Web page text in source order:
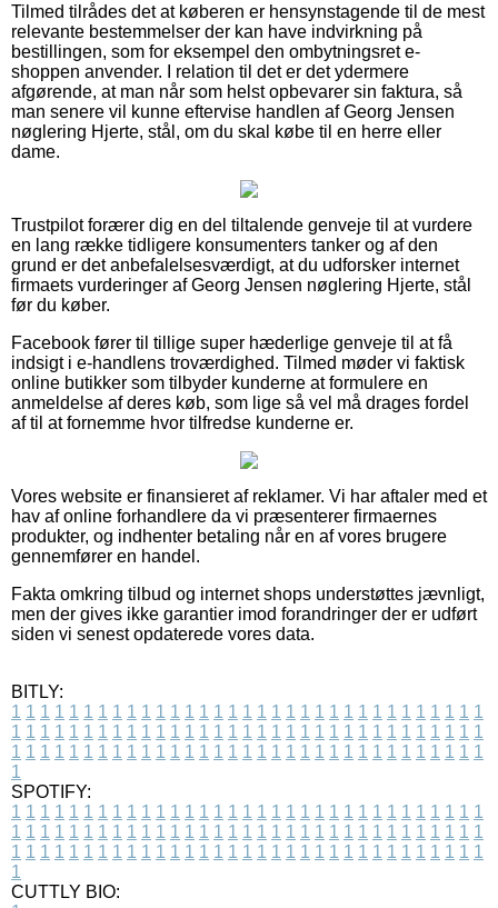
Tilmed tilrådes det at køberen er hensynstagende til de mest
relevante bestemmelser der kan have indvirkning på
bestillingen, som for eksempel den ombytningsret e-
shoppen anvender. I relation til det er det ydermere
afgørende, at man når som helst opbevarer sin faktura, så
man senere vil kunne eftervise handlen af Georg Jensen
nøglering Hjerte, stål, om du skal købe til en herre eller
dame.
Trustpilot forærer dig en del tiltalende genveje til at vurdere
en lang række tidligere konsumenters tanker og af den
grund er det anbefalelsesværdigt, at du udforsker internet
firmaets vurderinger af Georg Jensen nøglering Hjerte, stål
før du køber.
Facebook fører til tillige super hæderlige genveje til at få
indsigt i e-handlens troværdighed. Tilmed møder vi faktisk
online butikker som tilbyder kunderne at formulere en
anmeldelse af deres køb, som lige så vel må drages fordel
af til at fornemme hvor tilfredse kunderne er.
Vores website er finansieret af reklamer. Vi har aftaler med et
hav af online forhandlere da vi præsenterer firmaernes
produkter, og indhenter betaling når en af vores brugere
gennemfører en handel.
Fakta omkring tilbud og internet shops understøttes jævnligt,
men der gives ikke garantier imod forandringer der er udført
siden vi senest opdaterede vores data.
BITLY:
1 1 1 1 1 1 1 1 1 1 1 1 1 1 1 1 1 1 1 1 1 1 1 1 1 1 1 1 1 1 1 1 1
1 1 1 1 1 1 1 1 1 1 1 1 1 1 1 1 1 1 1 1 1 1 1 1 1 1 1 1 1 1 1 1 1
1 1 1 1 1 1 1 1 1 1 1 1 1 1 1 1 1 1 1 1 1 1 1 1 1 1 1 1 1 1 1 1 1
1
SPOTIFY:
1 1 1 1 1 1 1 1 1 1 1 1 1 1 1 1 1 1 1 1 1 1 1 1 1 1 1 1 1 1 1 1 1
1 1 1 1 1 1 1 1 1 1 1 1 1 1 1 1 1 1 1 1 1 1 1 1 1 1 1 1 1 1 1 1 1
1 1 1 1 1 1 1 1 1 1 1 1 1 1 1 1 1 1 1 1 1 1 1 1 1 1 1 1 1 1 1 1 1
1
CUTTLY BIO: